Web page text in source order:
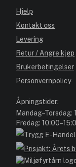
Hjelp
Kontakt oss
Levering
Retur / Angre kjøp
Brukerbetingelser
Personvernpolicy
Åpningstider:
Mandag–Torsdag:
Fredag: